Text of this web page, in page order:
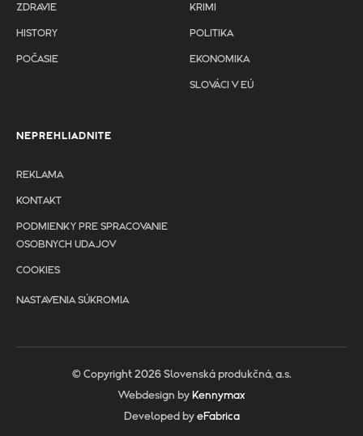
ZDRAVIE
HISTORY
POČASIE
KRIMI
POLITIKA
EKONOMIKA
SLOVÁCI V EÚ
NEPREHLIADNITE
REKLAMA
KONTAKT
PODMIENKY PRE SPRACOVANIE
OSOBNYCH UDAJOV
COOKIES
NASTAVENIA SÚKROMIA
© Copyright 2026 Slovenská produkčná, a.s.
Webdesign by Kennymax
Developed by eFabrica